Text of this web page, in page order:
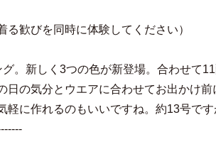
る歓びを同時に体験してください）
。新しく3つの色が新登場。合わせて
の気分とウエアに合わせてお出かけ前
に作れるのもいいですね。約13号です